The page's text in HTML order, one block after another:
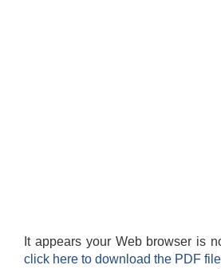
It appears your Web browser is
click here to download the PDF